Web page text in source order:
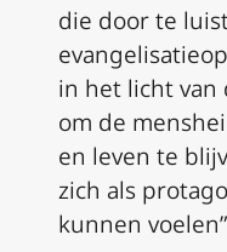
die door te
in het licht van
om de
en leven te
zich als
kunnen